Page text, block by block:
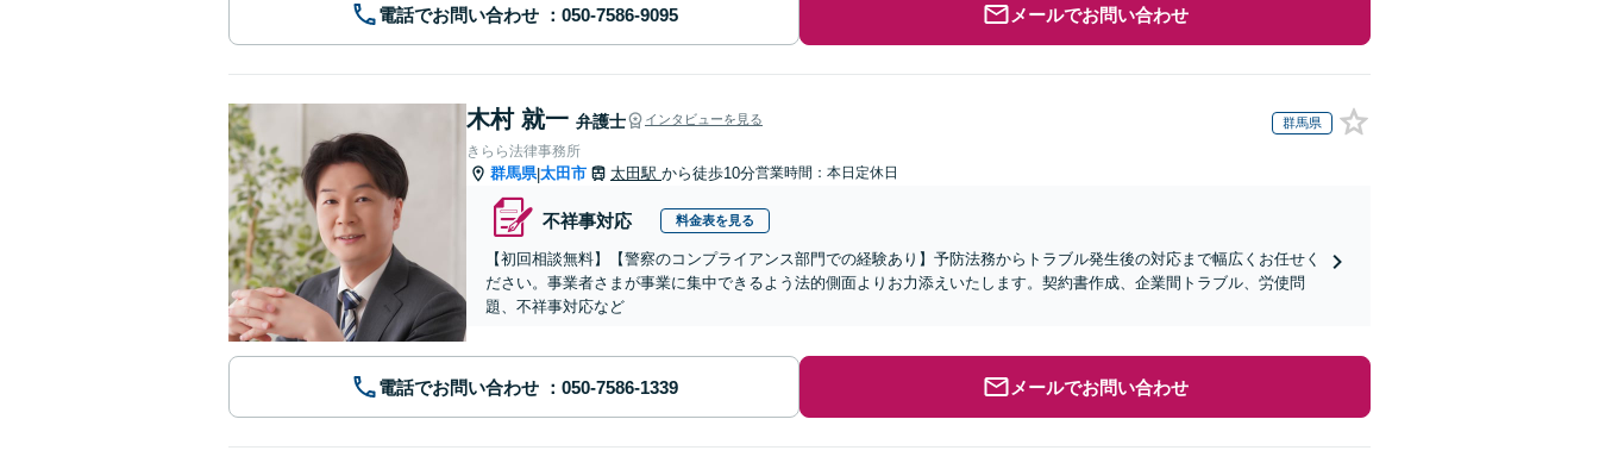
電話でお問い合わせ メールでお問い合わせ
木村 就一 弁護士 インタビューを見る 群馬県
きらら法律事務所
群馬県|太田市 太田駅 から徒歩10分営業時間：本日定休日
不祥事対応 料金表を見る
【初回相談無料】【警察のコンプライアンス部門での経験あり】予防法務からトラブル発生後の対応まで幅広くお任せく
ださい。事業者さまが事業に集中できるよう法的側面よりお力添えいたします。契約書作成、企業間トラブル、労使問
題、不祥事対応など
電話でお問い合わせ メールでお問い合わせ